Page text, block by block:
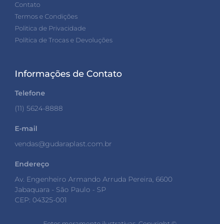
Contato
Termos e Condições
Politica de Privacidade
Política de Trocas e Devoluções
Informações de Contato
Telefone
(11) 5624-8888
E-mail
vendas@gudaraplast.com.br
Endereço
Av. Engenheiro Armando Arruda Pereira, 6600
Jabaquara - São Paulo - SP
CEP: 04325-001